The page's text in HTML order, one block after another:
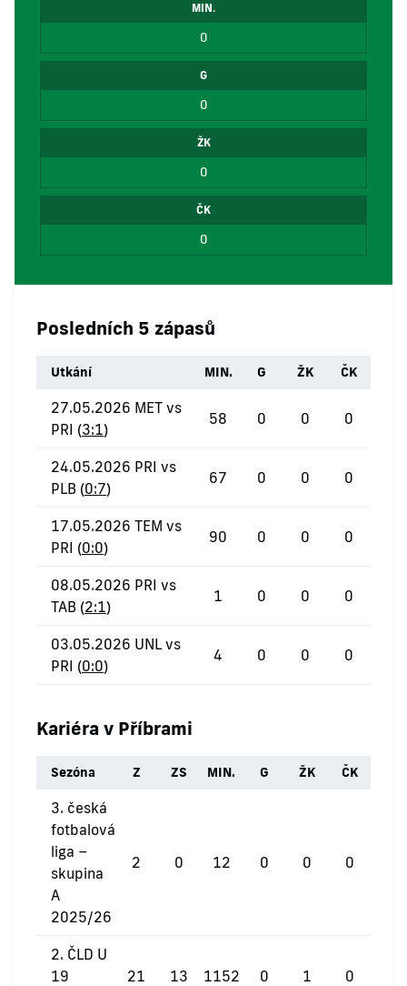
MIN.
0
G
0
ŽK
0
ČK
0
Posledních 5 zápasů
Utkání MIN. G ŽK ČK
27.05.2026 MET vs
PRI (3:1)
58 0 0 0
24.05.2026 PRI vs
PLB (0:7)
67 0 0 0
17.05.2026 TEM vs
PRI (0:0)
90 0 0 0
08.05.2026 PRI vs
TAB (2:1)
1 0 0 0
03.05.2026 UNL vs
PRI (0:0)
4 0 0 0
Kariéra v Příbrami
Sezóna Z ZS MIN. G ŽK ČK
3. česká
fotbalová
liga –
skupina
A
2025/26
2 0 12 0 0 0
2. ČLD U
19
21 13 1152 0 1 0